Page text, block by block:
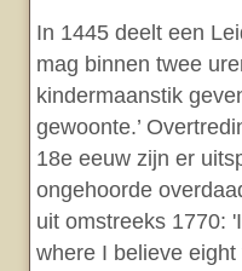
In 1445 deelt een
mag binnen twee
kindermaanstik
gewoonte.’
18e eeuw zijn er
ongehoorde
uit omstreeks 1770:
where I believe